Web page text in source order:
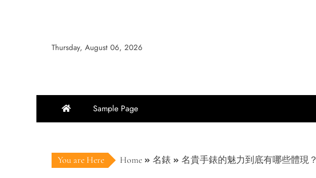
Thursday, August 06, 2026
Sample Page
You are Here Home 名錶 名貴手錶的魅力到底有哪些體現？